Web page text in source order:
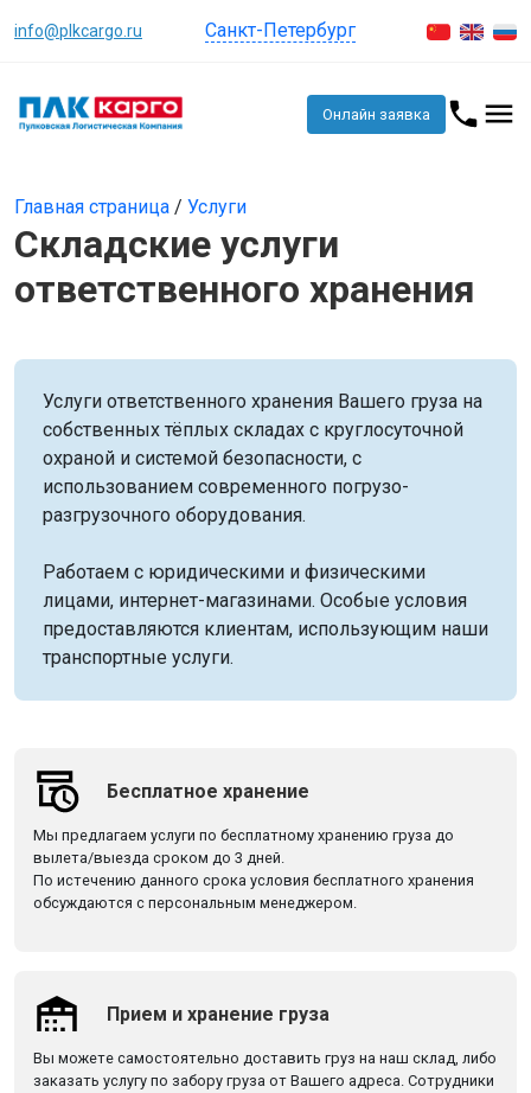
info@plkcargo.ru Санкт-Петербург
Онлайн заявка
Главная страница / Услуги
Складские услуги
ответственного хранения
Услуги ответственного хранения Вашего груза на
собственных тёплых складах с круглосуточной
охраной и системой безопасности, с
использованием современного погрузо-
разгрузочного оборудования.
Работаем с юридическими и физическими
лицами, интернет-магазинами. Особые условия
предоставляются клиентам, использующим наши
транспортные услуги.
Бесплатное хранение
Мы предлагаем услуги по бесплатному хранению груза до
вылета/выезда сроком до 3 дней.
По истечению данного срока условия бесплатного хранения
обсуждаются с персональным менеджером.
Прием и хранение груза
Вы можете самостоятельно доставить груз на наш склад, либо
заказать услугу по забору груза от Вашего адреса. Сотрудники